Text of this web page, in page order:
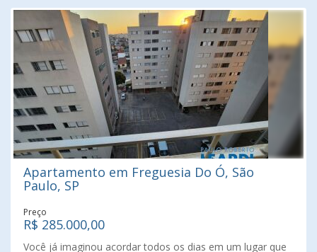
Apartamento em Freguesia Do Ó, São
Paulo, SP
Preço
R$ 285.000,00
Você já imaginou acordar todos os dias em um lugar que